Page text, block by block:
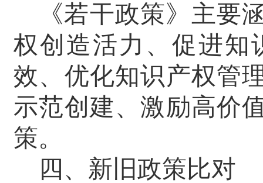
《若干政策》主要
权创造活力、促进知
效、优化知识产权管
示范创建、激励高价
策。
四、新旧政策比对